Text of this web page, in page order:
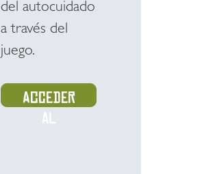
del autocuidado
a través del
juego.
Acceder
al